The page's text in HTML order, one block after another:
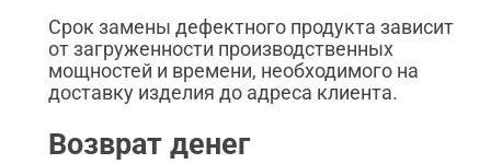
Срок замены дефектного продукта зависит
от загруженности производственных
мощностей и времени, необходимого на
доставку изделия до адреса клиента.
Возврат денег